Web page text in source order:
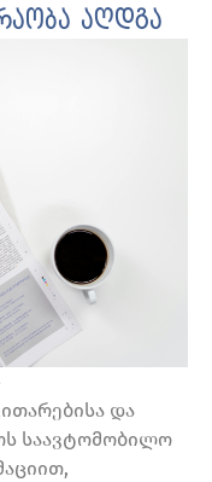
აღდგა
და
საავტომობილო